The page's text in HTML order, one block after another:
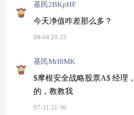
基民2BKpHF
今天净值咋差那么多？
08-04 20:33
基民MrI8MK
$摩根安全战略股票A$ 经理
的，教教我
07-31 21:36